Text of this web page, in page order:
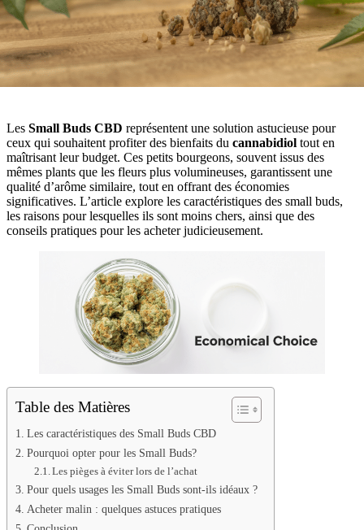
Les Small Buds CBD représentent une solution astucieuse pour
ceux qui souhaitent profiter des bienfaits du cannabidiol tout en
maîtrisant leur budget. Ces petits bourgeons, souvent issus des
mêmes plants que les fleurs plus volumineuses, garantissent une
qualité d’arôme similaire, tout en offrant des économies
significatives. L’article explore les caractéristiques des small buds,
les raisons pour lesquelles ils sont moins chers, ainsi que des
conseils pratiques pour les acheter judicieusement.
Table des Matières
Les caractéristiques des Small Buds CBD
Pourquoi opter pour les Small Buds?
Les pièges à éviter lors de l’achat
Pour quels usages les Small Buds sont-ils idéaux ?
Acheter malin : quelques astuces pratiques